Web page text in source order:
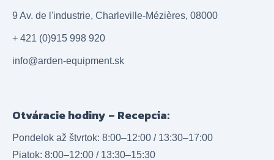
9 Av. de l'industrie, Charleville-Mézières, 08000
+ 421 (0)915 998 920
info@arden-equipment.sk
Otváracie hodiny – Recepcia:
Pondelok až štvrtok: 8:00–12:00 / 13:30–17:00
Piatok: 8:00–12:00 / 13:30–15:30